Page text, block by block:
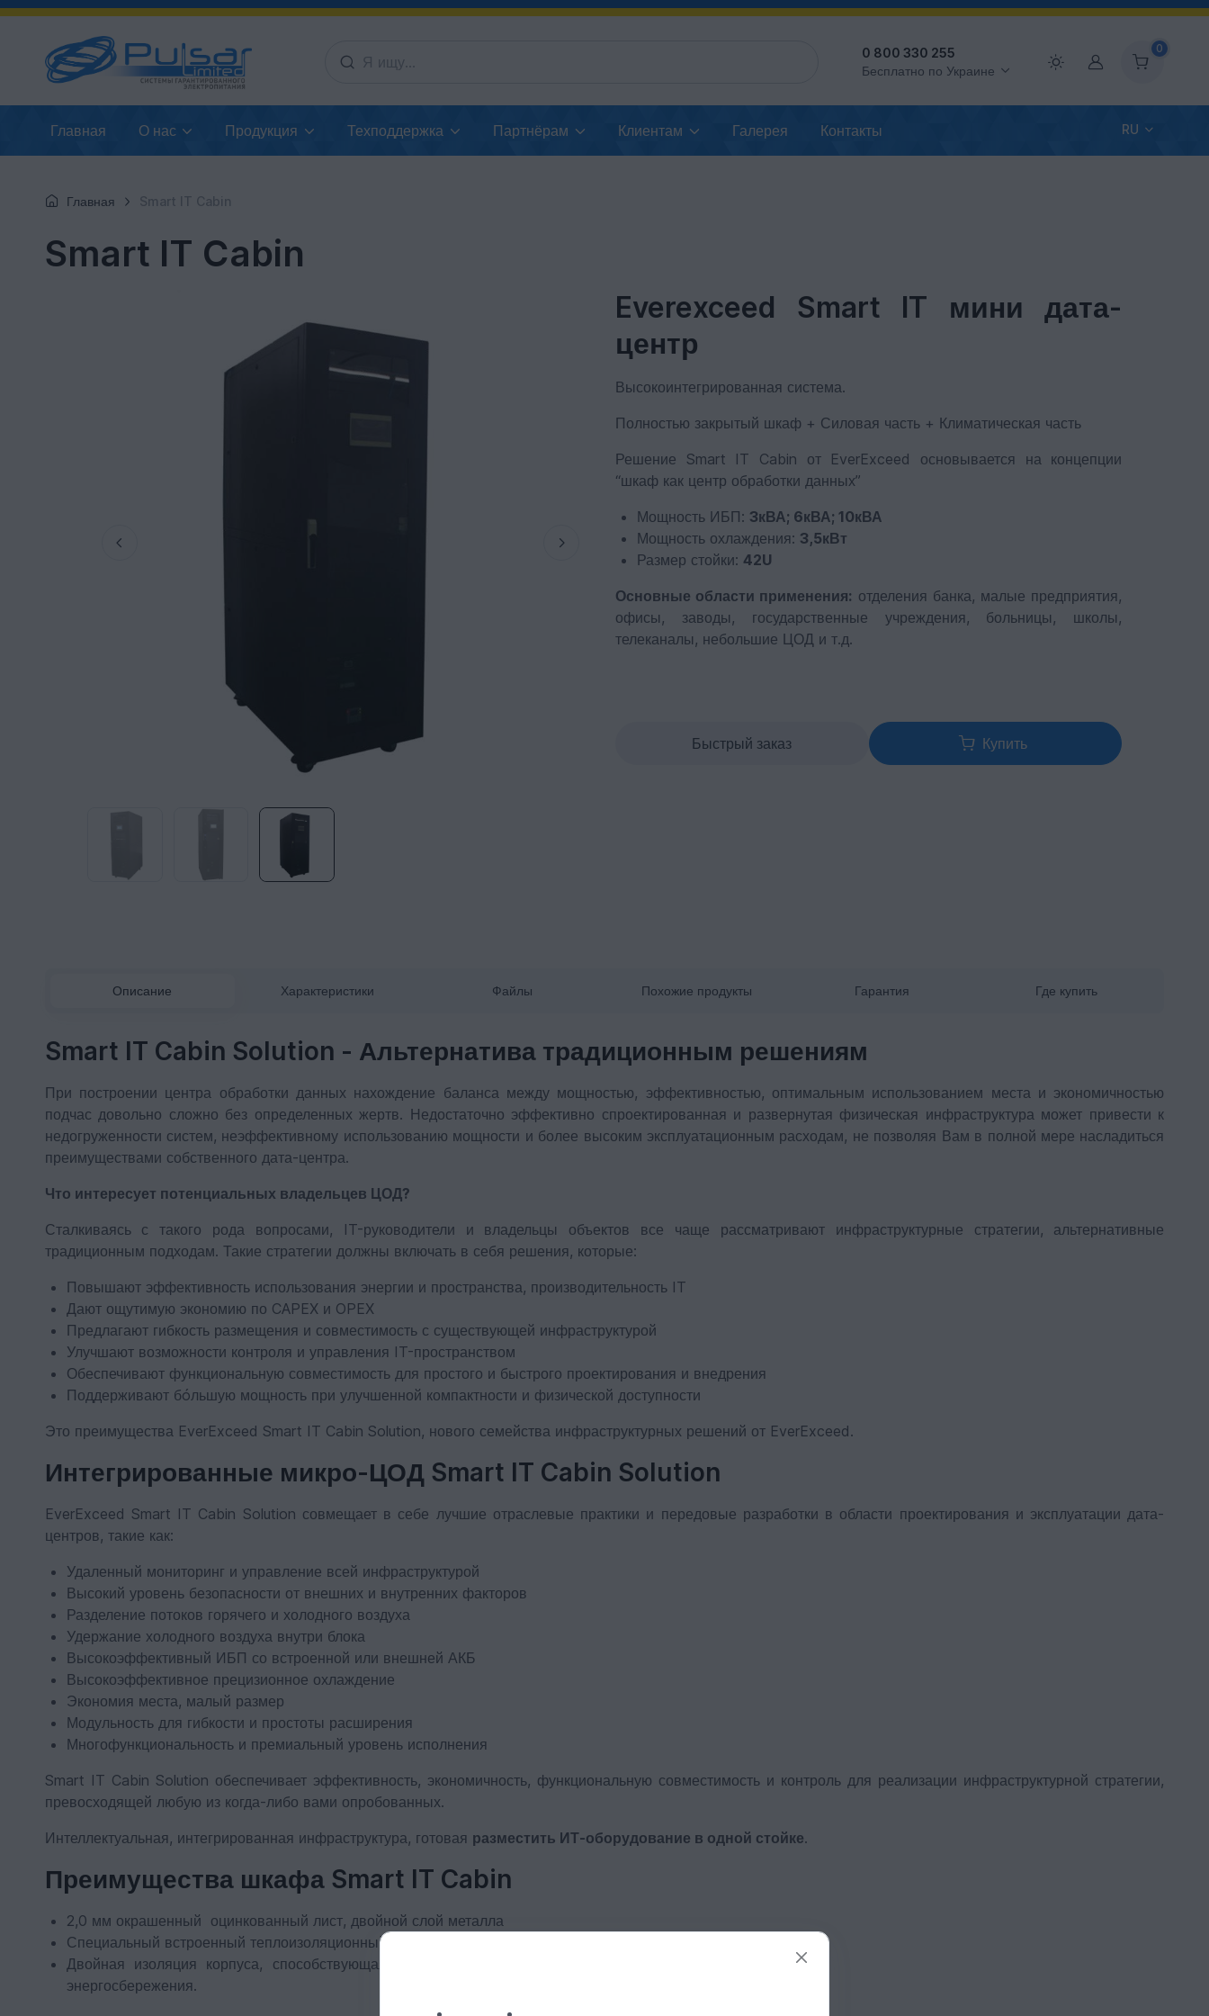
0 800 330 255
Бесплатно по Украине
Аккаунт
0
Главная О нас Продукция Техподдержка Партнёрам Клиентам Галерея Контакты RU
Главная Smart IT Cabin
Smart IT Cabin
Everexceed Smart IT мини дата-
центр
Высокоинтегрированная система.
Полностью закрытый шкаф + Силовая часть + Климатическая часть
Решение Smart IT Cabin от EverExceed основывается на концепции
“шкаф как центр обработки данных”
Мощность ИБП: 3кВА; 6кВА; 10кВА
Мощность охлаждения: 3,5кВт
Размер стойки: 42U
Основные области применения: отделения банка, малые предприятия,
офисы, заводы, государственные учреждения, больницы, школы,
телеканалы, небольшие ЦОД и т.д.
Быстрый заказ Купить
Описание Характеристики Файлы Похожие продукты Гарантия Где купить
Smart IT Cabin Solution - Альтернатива традиционным решениям
При построении центра обработки данных нахождение баланса между мощностью, эффективностью, оптимальным использованием места и экономичностью
подчас довольно сложно без определенных жертв. Недостаточно эффективно спроектированная и развернутая физическая инфраструктура может привести к
недогруженности систем, неэффективному использованию мощности и более высоким эксплуатационным расходам, не позволяя Вам в полной мере насладиться
преимуществами собственного дата-центра.
Что интересует потенциальных владельцев ЦОД?
Сталкиваясь с такого рода вопросами, IT-руководители и владельцы объектов все чаще рассматривают инфраструктурные стратегии, альтернативные
традиционным подходам. Такие стратегии должны включать в себя решения, которые:
Повышают эффективность использования энергии и пространства, производительность IT
Дают ощутимую экономию по CAPEX и OPEX
Предлагают гибкость размещения и совместимость с существующей инфраструктурой
Улучшают возможности контроля и управления IT-пространством
Обеспечивают функциональную совместимость для простого и быстрого проектирования и внедрения
Поддерживают бóльшую мощность при улучшенной компактности и физической доступности
Это преимущества EverExceed Smart IT Cabin Solution, нового семейства инфраструктурных решений от EverExceed.
Интегрированные микро-ЦОД Smart IT Cabin Solution
EverExceed Smart IT Cabin Solution совмещает в себе лучшие отраслевые практики и передовые разработки в области проектирования и эксплуатации дата-
центров, такие как:
Удаленный мониторинг и управление всей инфраструктурой
Высокий уровень безопасности от внешних и внутренних факторов
Разделение потоков горячего и холодного воздуха
Удержание холодного воздуха внутри блока
Высокоэффективный ИБП со встроенной или внешней АКБ
Высокоэффективное прецизионное охлаждение
Экономия места, малый размер
Модульность для гибкости и простоты расширения
Многофункциональность и премиальный уровень исполнения
Smart IT Cabin Solution обеспечивает эффективность, экономичность, функциональную совместимость и контроль для реализации инфраструктурной стратегии,
превосходящей любую из когда-либо вами опробованных.
Интеллектуальная, интегрированная инфраструктура, готовая разместить ИТ-оборудование в одной стойке.
Преимущества шкафа Smart IT Cabin
2,0 мм окрашенный оцинкованный лист, двойной слой металла
Специальный встроенный теплоизоляционный материал
Двойная изоляция корпуса, способствующая большей тепловой изоляции для достижения эффекта
энергосбережения.